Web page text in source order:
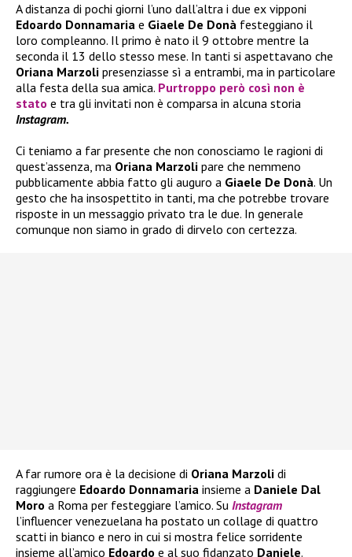
A distanza di pochi giorni l’uno dall’altra i due ex vipponi
Edoardo Donnamaria e Giaele De Donà festeggiano il
loro compleanno. Il primo è nato il 9 ottobre mentre la
seconda il 13 dello stesso mese. In tanti si aspettavano che
Oriana Marzoli presenziasse sì a entrambi, ma in particolare
alla festa della sua amica. Purtroppo però così non è
stato e tra gli invitati non è comparsa in alcuna storia
Instagram.
Ci teniamo a far presente che non conosciamo le ragioni di
quest’assenza, ma Oriana Marzoli pare che nemmeno
pubblicamente abbia fatto gli auguro a Giaele De Donà. Un
gesto che ha insospettito in tanti, ma che potrebbe trovare
risposte in un messaggio privato tra le due. In generale
comunque non siamo in grado di dirvelo con certezza.
A far rumore ora è la decisione di Oriana Marzoli di
raggiungere Edoardo Donnamaria insieme a Daniele Dal
Moro a Roma per festeggiare l’amico. Su Instagram
l’influencer venezuelana ha postato un collage di quattro
scatti in bianco e nero in cui si mostra felice sorridente
insieme all’amico Edoardo e al suo fidanzato Daniele.